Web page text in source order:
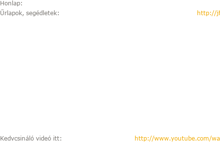
Honlap:
Űrlapok, segédletek:
http://
Kedvcsináló videó itt: http://www.youtube.com/